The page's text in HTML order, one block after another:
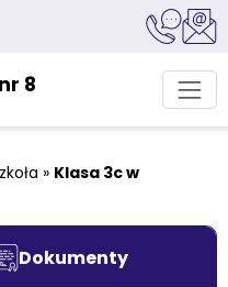
8
» Klasa 3c w
Dokumenty